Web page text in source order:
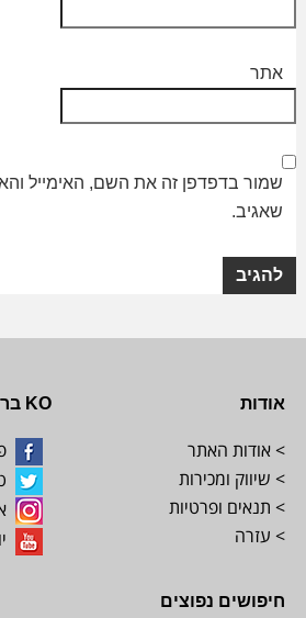
אתר
שמור בדפדפן זה את השם, האימייל
שאגיב.
אודות
> אודות האתר
> שיווק ומכירות
> תנאים ופרטיות
> עזרה
KO ברשת
חיפושים נפוצים